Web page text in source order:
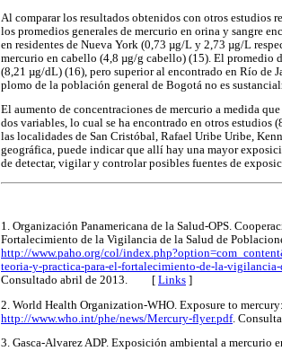
Al comparar los resultados obtenidos con otros estudios
los promedios generales de mercurio en orina y sangre
en residentes de Nueva York (0,73 µg/L y 2,73 µg/L
mercurio en cabello (4,8 µg/g cabello) (15). El promedio
(8,21 µg/dL) (16), pero superior al encontrado en Río de
plomo de la población general de Bogotá no es
El aumento de concentraciones de mercurio a medida
dos variables, lo cual se ha encontrado en otros estudios
las localidades de San Cristóbal, Rafael Uribe Uribe,
geográfica, puede indicar que allí hay una mayor
de detectar, vigilar y controlar posibles fuentes de
1. Organización Panamericana de la Salud-OPS.
Fortalecimiento de la Vigilancia de la Salud de
http://www.paho.org/col/
teoria-y-practica-para-el-fortalecimiento-de-la-
Consultado abril de 2013. [ Links ]
2. World Health Organization-WHO. Exposure to
http://www.who.int/phe/news/Mercury-flyer.pdf.
3. Gasca-Alvarez ADP. Exposición ambiental a mercurio